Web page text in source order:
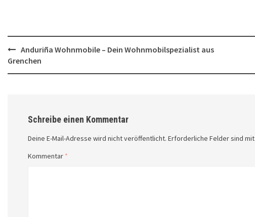
Post
navigation
Anduriña Wohnmobile – Dein Wohnmobilspezialist aus
Grenchen
Schreibe einen Kommentar
Deine E-Mail-Adresse wird nicht veröffentlicht. Erforderliche Felder sind mit
Kommentar *